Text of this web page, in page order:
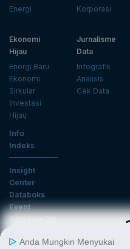
Energi
Korporasi
Ekonomi
Hijau
Energi Baru
Ekonomi
Sirkular
Investasi
Hijau
Jurnalisme
Data
Infografik
Analisis
Cek Data
Info
Indeks
Insight
Center
Databoks
Event
KatadataOto